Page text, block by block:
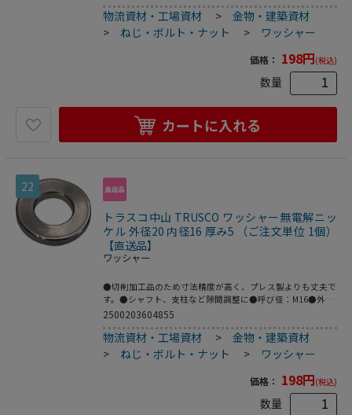
物流資材・工場資材 >金物・建築資材
> ねじ・ボルト・ナット > ワッシャー
価格： 198円(税込)
数量
カートに入れる
22
トラスコ中山 TRUSCO ワッシャー無電解ニッ
ケル 外径20 内径16 厚み5 （ご注文単位 1個）
【直送品】
ワッシャー
●切削加工品のため寸法精度が高く、プレス製よりも丈夫で
す。●シャフト、支柱など隙間調整に●呼び径：M16●外径
(mm)：25●内径(mm)：16●厚さ(mm)：5●鉄(無電解ニッ
2500203604855
物流資材・工場資材 >金物・建築資材
> ねじ・ボルト・ナット > ワッシャー
価格： 198円(税込)
数量